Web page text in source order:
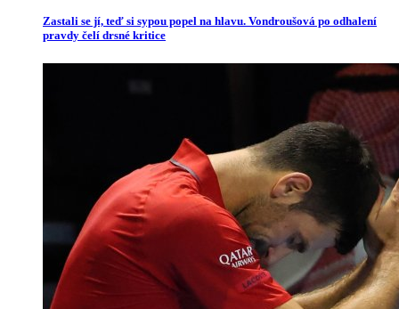
Zastali se jí, teď si sypou popel na hlavu. Vondroušová po odhalení
pravdy čelí drsné kritice